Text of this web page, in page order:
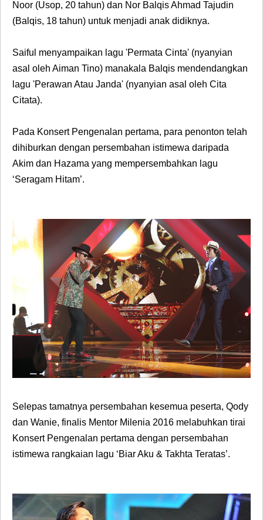
Noor (Usop, 20 tahun) dan Nor Balqis Ahmad Tajudin
(Balqis, 18 tahun) untuk menjadi anak didiknya.
Saiful menyampaikan lagu 'Permata Cinta' (nyanyian
asal oleh Aiman Tino) manakala Balqis mendendangkan
lagu 'Perawan Atau Janda' (nyanyian asal oleh Cita
Citata).
Pada Konsert Pengenalan pertama, para penonton telah
dihiburkan dengan persembahan istimewa daripada
Akim dan Hazama yang mempersembahkan lagu
‘Seragam Hitam’.
Selepas tamatnya persembahan kesemua peserta, Qody
dan Wanie, finalis Mentor Milenia 2016 melabuhkan tirai
Konsert Pengenalan pertama dengan persembahan
istimewa rangkaian lagu ‘Biar Aku & Takhta Teratas’.